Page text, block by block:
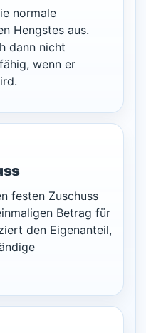
normale
Hengstes aus.
dann nicht
wenn er
festen Zuschuss
Betrag für
den Eigenanteil,